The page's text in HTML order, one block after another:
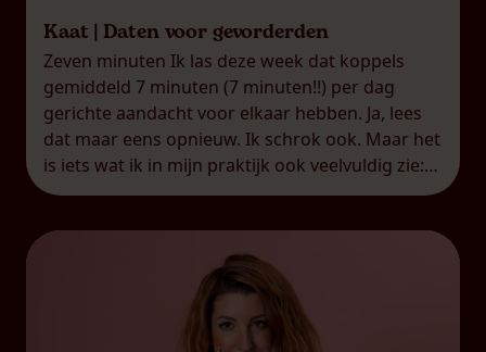
Kaat | Daten voor gevorderden
Zeven minuten Ik las deze week dat koppels
gemiddeld 7 minuten (7 minuten!!) per dag
gerichte aandacht voor elkaar hebben. Ja, lees
dat maar eens opnieuw. Ik schrok ook. Maar het
is iets wat ik in mijn praktijk ook veelvuldig zie:
koppels die een zogenaamde